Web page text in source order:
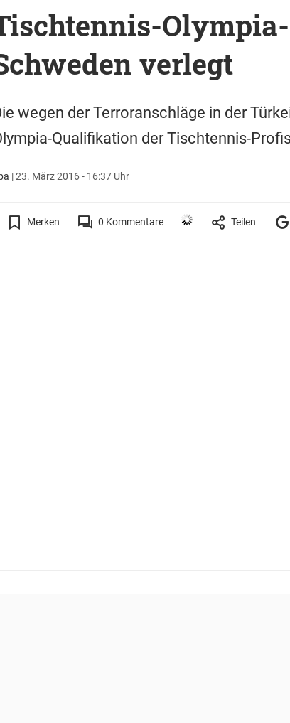
verlegt
wegen der Terroranschläge in der
Qualifikation der Tischtennis-
|23. März 2016 - 16:37 Uhr
Merken 0 Kommentare Teilen